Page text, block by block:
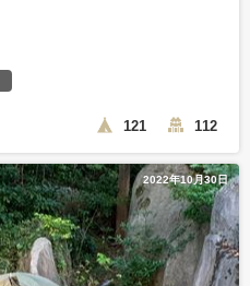
121 112
2022年10月30日